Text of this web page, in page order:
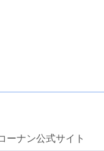
ーナン公式サイト